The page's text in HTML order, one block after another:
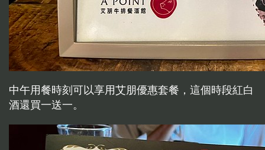
中午用餐時刻可以享用艾朋優惠套餐，這個時段紅白
酒還買一送一。